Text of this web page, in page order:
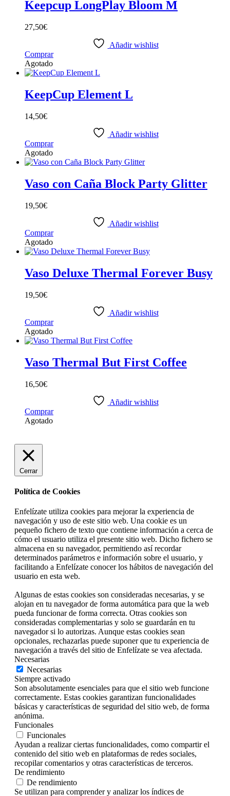
Keepcup LongPlay Bloom M
27,50€
Añadir wishlist
Comprar
Agotado
KeepCup Element L
14,50€
Añadir wishlist
Comprar
Agotado
Vaso con Caña Block Party Glitter
19,50€
Añadir wishlist
Comprar
Agotado
Vaso Deluxe Thermal Forever Busy
19,50€
Añadir wishlist
Comprar
Agotado
Vaso Thermal But First Coffee
16,50€
Añadir wishlist
Comprar
Agotado
Cerrar
Política de Cookies
Enfelízate utiliza cookies para mejorar la experiencia de
navegación y uso de este sitio web. Una cookie es un
pequeño fichero de texto que contiene información a cerca de
cómo el usuario utiliza el presente sitio web. Dicho fichero se
almacena en su navegador, permitiendo así recordar
determinados parámetros e información sobre el usuario, y
facilitando a Enfelízate conocer los hábitos de navegación del
usuario en esta web.
Algunas de estas cookies son consideradas necesarias, y se
alojan en tu navegador de forma automática para que la web
pueda funcionar de forma correcta. Otras cookies son
consideradas complementarias y solo se guardarán en tu
navegador si lo autorizas. Aunque estas cookies sean
opcionales, rechazarlas puede suponer que tu experiencia de
navegación a través del sitio de Enfelízate se vea afectada.
Necesarias
Necesarias
Siempre activado
Son absolutamente esenciales para que el sitio web funcione
correctamente. Estas cookies garantizan funcionalidades
básicas y características de seguridad del sitio web, de forma
anónima.
Funcionales
Funcionales
Ayudan a realizar ciertas funcionalidades, como compartir el
contenido del sitio web en plataformas de redes sociales,
recopilar comentarios y otras características de terceros.
De rendimiento
De rendimiento
Se utilizan para comprender y analizar los índices de